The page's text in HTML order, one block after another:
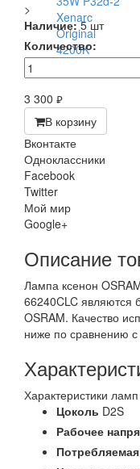
>
Наличие: 5 шт
Количество:
3 300 руб.
В корзину
Вконтакте
Одноклассники
Facebook
Twitter
Мой мир
Google+
Описание
Лампа ксенон
66240CLC являются
OSRAM. Качество
ниже по сравнению
Характеристики ламп
Цоколь D2S
Рабочее